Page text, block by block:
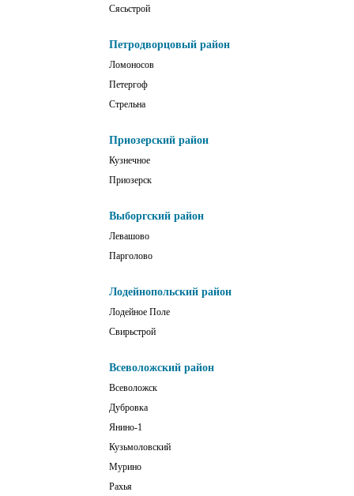
Сясьстрой
Петродворцовый район
Ломоносов
Петергоф
Стрельна
Приозерский район
Кузнечное
Приозерск
Выборгский район
Левашово
Парголово
Лодейнопольский район
Лодейное Поле
Свирьстрой
Всеволожский район
Всеволожск
Дубровка
Янино-1
Кузьмоловский
Мурино
Рахья